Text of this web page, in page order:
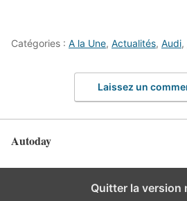
Catégories : A la Une, Actualités, Audi,
Laissez un
Autoday
Quitter la version